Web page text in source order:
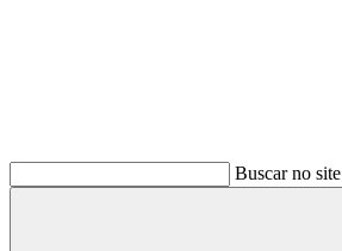
Buscar no site